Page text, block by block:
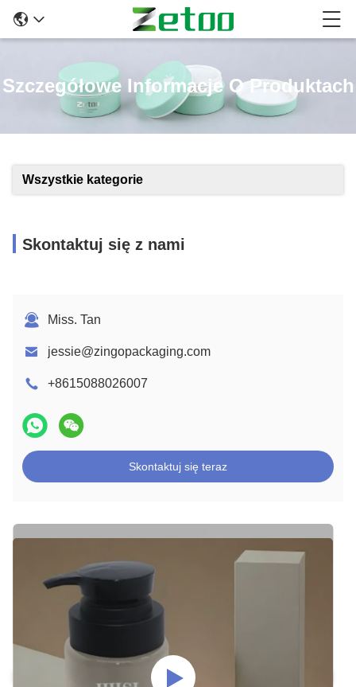
Szczegółowe Informacje O Produktach
Wszystkie kategorie
Skontaktuj się z nami
Miss. Tan
jessie@zingopackaging.com
+8615088026007
Skontaktuj się teraz